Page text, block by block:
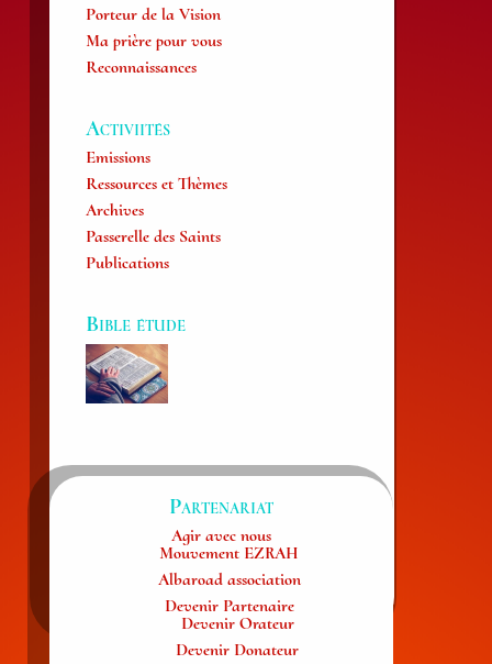
Porteur de la Vision
Ma prière pour vous
Reconnaissances
Activiités
Emissions
Ressources et Thèmes
Archives
Passerelle des Saints
Publications
Bible étude
Partenariat
Agir avec nous
Mouvement EZRAH
Albaroad association
Devenir Partenaire
Devenir Orateur
Devenir Donateur